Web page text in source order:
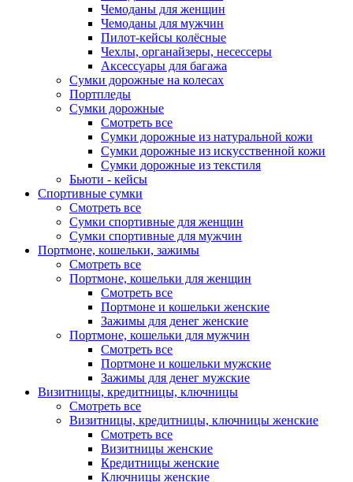
Чемоданы для женщин
Чемоданы для мужчин
Пилот-кейсы колёсные
Чехлы, органайзеры, несессеры
Аксессуары для багажа
Сумки дорожные на колесах
Портпледы
Сумки дорожные
Смотреть все
Сумки дорожные из натуральной кожи
Сумки дорожные из искусственной кожи
Сумки дорожные из текстиля
Бьюти - кейсы
Спортивные сумки
Смотреть все
Сумки спортивные для женщин
Сумки спортивные для мужчин
Портмоне, кошельки, зажимы
Смотреть все
Портмоне, кошельки для женщин
Смотреть все
Портмоне и кошельки женские
Зажимы для денег женские
Портмоне, кошельки для мужчин
Смотреть все
Портмоне и кошельки мужские
Зажимы для денег мужские
Визитницы, кредитницы, ключницы
Смотреть все
Визитницы, кредитницы, ключницы женские
Смотреть все
Визитницы женские
Кредитницы женские
Ключницы женские